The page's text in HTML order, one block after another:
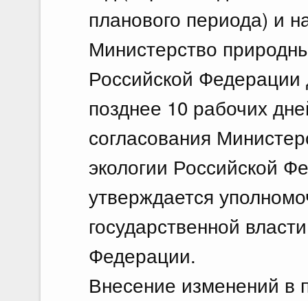
планового периода) и
Министерство
Российской Федерации
позднее 10 рабочих
согласования
экологии Российской
утверждается
государственной
Федерации.
Внесение изменений в